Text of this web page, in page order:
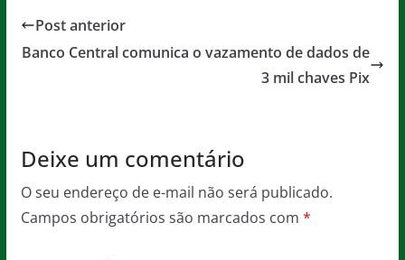
e
b
er
A g
Post anterior
Banco Central comunica o vazamento de dados de
3 mil chaves Pix
Deixe um comentário
O seu endereço de e-mail não será publicado.
Campos obrigatórios são marcados com *